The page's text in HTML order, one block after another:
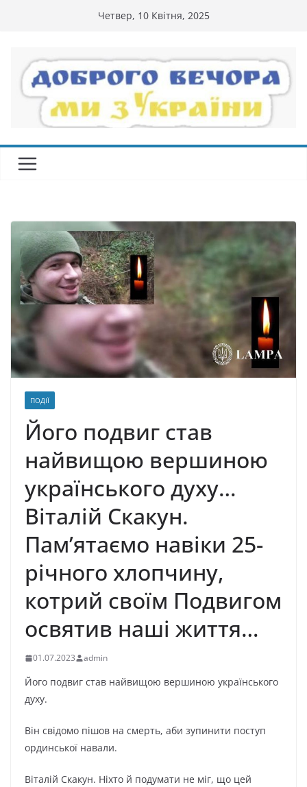
Четвер, 10 Квітня, 2025
ПОДІЇ
Його подвиг став
найвищою веpшиною
укpаїнського духу…
Віталій Скакун.
Пам’ятаємо навіки 25-
pічного хлопчину,
котрий своїм Подвигом
оcвятив наші життя…
01.07.2023 admin
Його подвиг став найвищою вершиною українського
духу.
Він свідомо пішов на смерть, аби зупинити поступ
ординської навали.
Віталій Скакун. Ніхто й подумати не міг, що цей